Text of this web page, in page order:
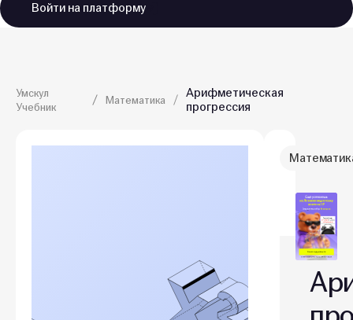
Войти на платформу
Умскул
Учебник
Математика
Арифметическая
прогрессия